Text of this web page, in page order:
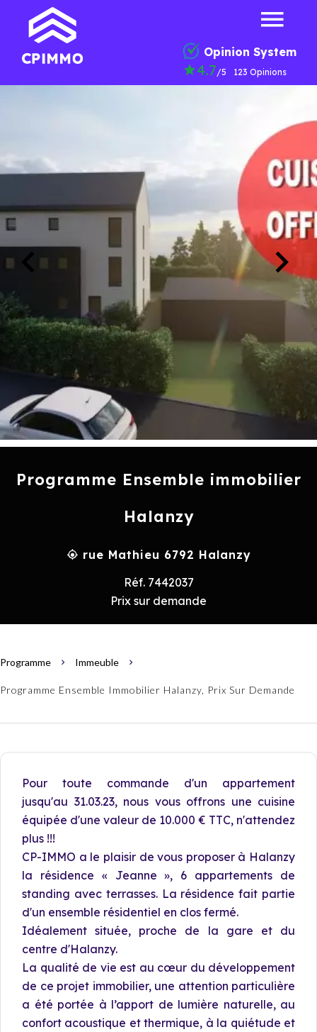
Opinion System
4.7/5 123 Opinions
Programme Ensemble immobilier
Halanzy
rue Mathieu 6792 Halanzy
Réf. 7442037
Prix sur demande
Programme Immeuble
Programme Ensemble Immobilier Halanzy, Prix Sur Demande
Pour toute commande d'un appartement
jusqu'au 31.03.23, nous vous offrons une cuisine
équipée d'une valeur de 10.000 € TTC, n'attendez
plus !!!
CP-IMMO a le plaisir de vous proposer à Halanzy
la résidence « Jeanne », 6 appartements de
standing avec terrasses. La résidence fait partie
d'un ensemble résidentiel en clos fermé.
Idéalement située, proche de la gare et du
centre d'Halanzy.
La qualité de vie est au cœur du développement
de ce projet immobilier, une attention particulière
a été portée à l’apport de lumière naturelle, au
confort acoustique et thermique, à la quiétude et